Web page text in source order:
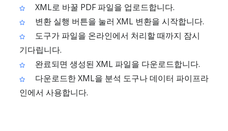
XML로 바꿀 PDF 파일을 업로드합니다.
변환 실행 버튼을 눌러 XML 변환을 시작합니다.
도구가 파일을 온라인에서 처리할 때까지 잠시
기다립니다.
완료되면 생성된 XML 파일을 다운로드합니다.
다운로드한 XML을 분석 도구나 데이터 파이프라
인에서 사용합니다.